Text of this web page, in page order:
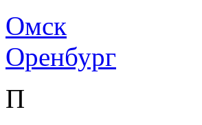
Омск
Оренбург
П